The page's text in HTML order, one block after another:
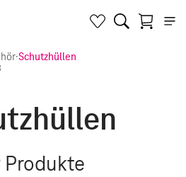
·Schutzhüllen
Produkte